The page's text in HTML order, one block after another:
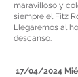
maravilloso y
siempre el Fitz
Llegaremos al
descanso.
17/04/2024